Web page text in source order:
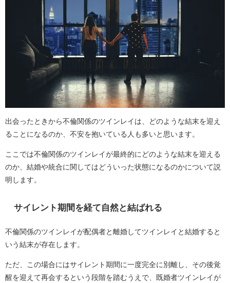
出会ったときから不倫関係のツインレイは、どのような結末を迎え
ることになるのか、不安を抱いている人も多いと思います。
ここでは不倫関係のツインレイが最終的にどのような結末を迎える
のか、結婚や統合に関してはどういった状態になるのかについて説
明します。
サイレント期間を経て自然と結ばれる
不倫関係のツインレイが配偶者と離婚してツインレイと結婚すると
いう結末が存在します。
ただ、この場合にはサイレント期間に一度完全に別離し、その後覚
醒を迎えて再会するという段階を踏むうえで、既婚者ツインレイが